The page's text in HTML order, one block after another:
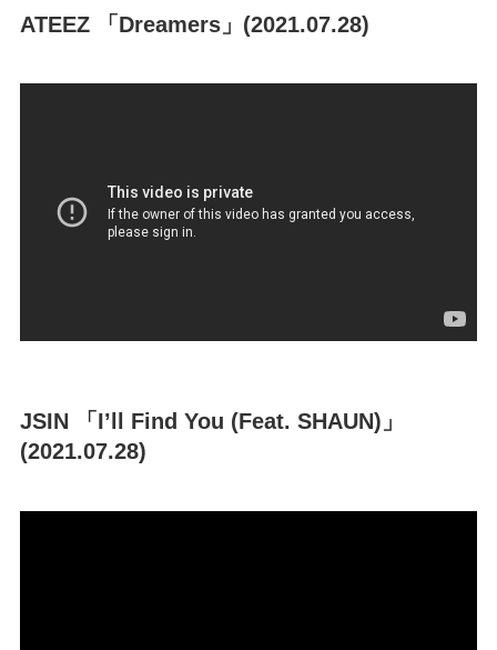
ATEEZ 「Dreamers」(2021.07.28)
JSIN 「I’ll Find You (Feat. SHAUN)」
(2021.07.28)